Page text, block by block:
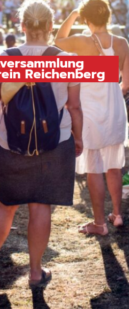
Reichenberg